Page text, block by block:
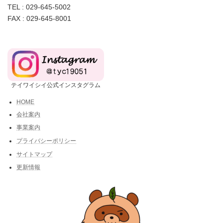
TEL : 029-645-5002
FAX : 029-645-8001
テイワイシイ公式インスタグラム
HOME
会社案内
事業案内
プライバシーポリシー
サイトマップ
更新情報